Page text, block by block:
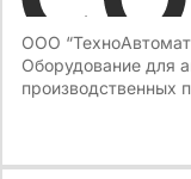
ООО
Оборудование для
производственных